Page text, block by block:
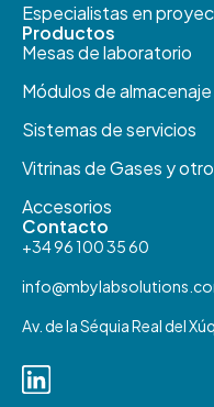
Especialistas en
Productos​
Mesas de laboratorio
Módulos de almacenaje
Sistemas de servicios
Vitrinas de Gases y
Accesorios
Contacto
+34 96 100 35 60
Av. de la Séquia Real del